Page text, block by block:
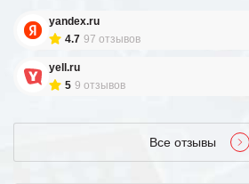
yandex.ru
4.7 97 отзывов
yell.ru
5 9 отзывов
Все отзывы